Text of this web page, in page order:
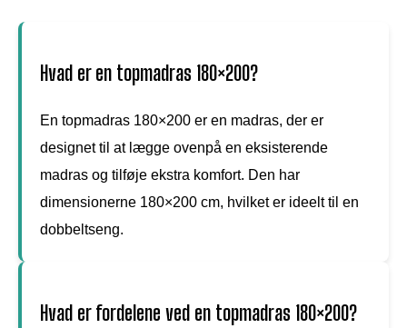
Hvad er en topmadras 180×200?
En topmadras 180×200 er en madras, der er
designet til at lægge ovenpå en eksisterende
madras og tilføje ekstra komfort. Den har
dimensionerne 180×200 cm, hvilket er ideelt til en
dobbeltseng.
Hvad er fordelene ved en topmadras 180×200?